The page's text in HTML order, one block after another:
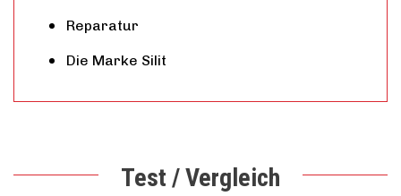
Reparatur
Die Marke Silit
Test / Vergleich